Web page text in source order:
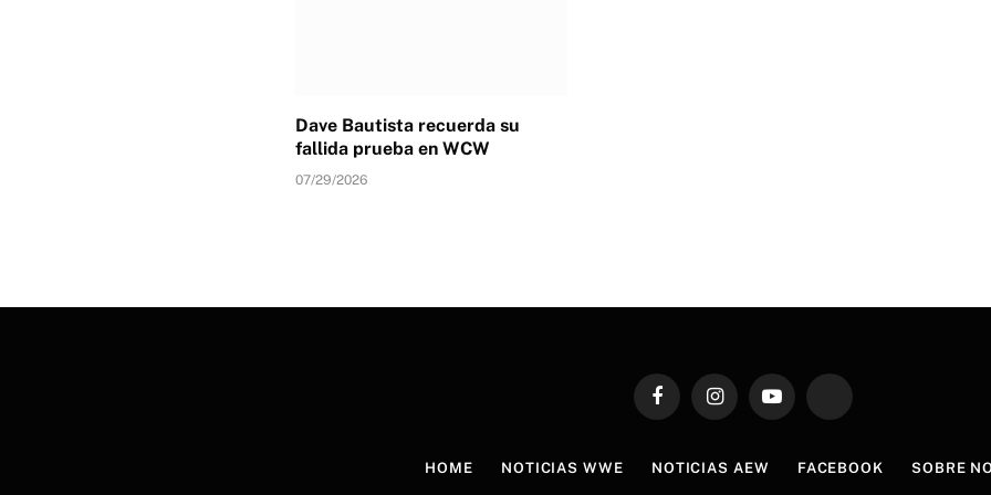
Dave Bautista recuerda su
fallida prueba en WCW
07/29/2026
FacebookInstagramYouTube TikTok
HOME NOTICIAS WWE NOTICIAS AEW FACEBOOK SOBRE